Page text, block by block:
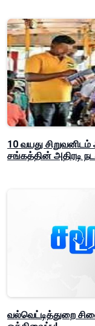
10 வயது
சங்கத்தின் அதிரடி
வல்வெட்டித்துறை